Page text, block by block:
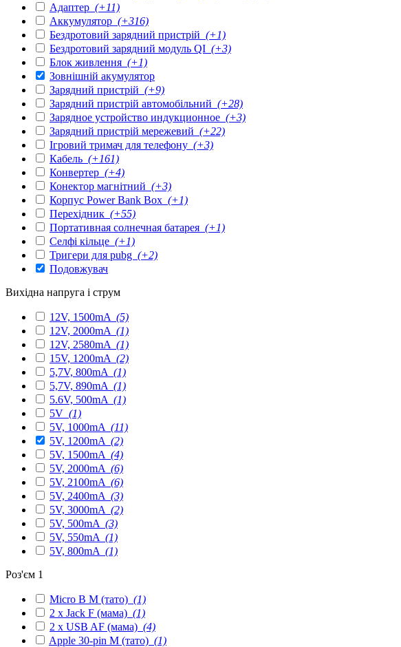
Адаптер (+11)
Аккумулятор (+316)
Бездротовий зарядний пристрій (+1)
Бездротовий зарядний модуль QI (+3)
Блок живлення (+1)
Зовнішній акумулятор
Зарядний пристрій (+9)
Зарядний пристрій автомобільний (+28)
Зарядное устройство индукционное (+3)
Зарядний пристрій мережевий (+22)
Ігровий тримач для телефону (+3)
Кабель (+161)
Конвертер (+4)
Конектор магнітний (+3)
Корпус Power Bank Box (+1)
Перехідник (+55)
Портативная солнечная батарея (+1)
Селфі кільце (+1)
Тригери для pubg (+2)
Подовжувач
Вихідна напруга і струм
12V, 1500mA (5)
12V, 2000mA (1)
12V, 2580mA (1)
15V, 1200mA (2)
5,7V, 800mA (1)
5,7V, 890mA (1)
5.6V, 500mA (1)
5V (1)
5V, 1000mA (11)
5V, 1200mA (2)
5V, 1500mA (4)
5V, 2000mA (6)
5V, 2100mA (6)
5V, 2400mA (3)
5V, 3000mA (2)
5V, 500mA (3)
5V, 550mA (1)
5V, 800mA (1)
Роз'єм 1
Micro B M (тато) (1)
2 x Jack F (мама) (1)
2 x USB AF (мама) (4)
Apple 30-pin M (тато) (1)